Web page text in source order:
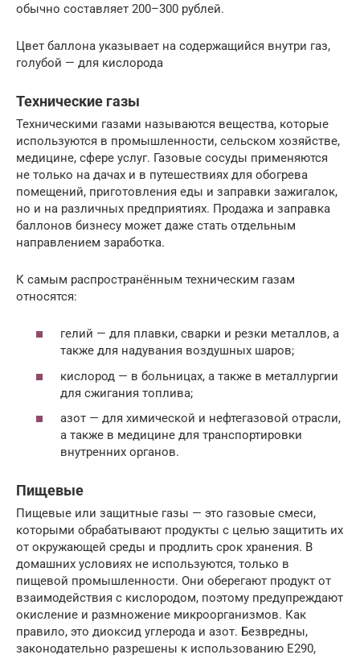
обычно составляет 200–300 рублей.
Цвет баллона указывает на содержащийся внутри газ,
голубой — для кислорода
Технические газы
Техническими газами называются вещества, которые
используются в промышленности, сельском хозяйстве,
медицине, сфере услуг. Газовые сосуды применяются
не только на дачах и в путешествиях для обогрева
помещений, приготовления еды и заправки зажигалок,
но и на различных предприятиях. Продажа и заправка
баллонов бизнесу может даже стать отдельным
направлением заработка.
К самым распространённым техническим газам
относятся:
гелий — для плавки, сварки и резки металлов, а
также для надувания воздушных шаров;
кислород — в больницах, а также в металлургии
для сжигания топлива;
азот — для химической и нефтегазовой отрасли,
а также в медицине для транспортировки
внутренних органов.
Пищевые
Пищевые или защитные газы — это газовые смеси,
которыми обрабатывают продукты с целью защитить их
от окружающей среды и продлить срок хранения. В
домашних условиях не используются, только в
пищевой промышленности. Они оберегают продукт от
взаимодействия с кислородом, поэтому предупреждают
окисление и размножение микроорганизмов. Как
правило, это диоксид углерода и азот. Безвредны,
законодательно разрешены к использованию Е290,